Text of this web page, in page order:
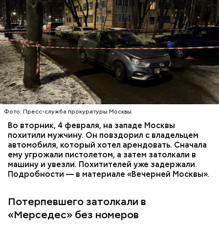
Фото: Пресс-служба прокуратуры Москвы
Во вторник, 4 февраля, на западе Москвы
похитили мужчину. Он повздорил с владельцем
автомобиля, который хотел арендовать. Сначала
ему угрожали пистолетом, а затем затолкали в
машину и увезли. Похитителей уже задержали.
Подробности — в материале «Вечерней Москвы».
Потерпевшего затолкали в
«Мерседес» без номеров
Месть отчиму и любовь к сестре
Боец дебютировал в промоушене AMC Fight Nights
в ноябре 2023 года. Тогда он победил
азербайджанца Эльгуна Ясибова единогласным
Play
Video
Видео: t.me/fightnightsofficial